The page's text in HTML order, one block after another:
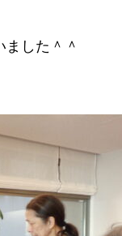
した＾＾